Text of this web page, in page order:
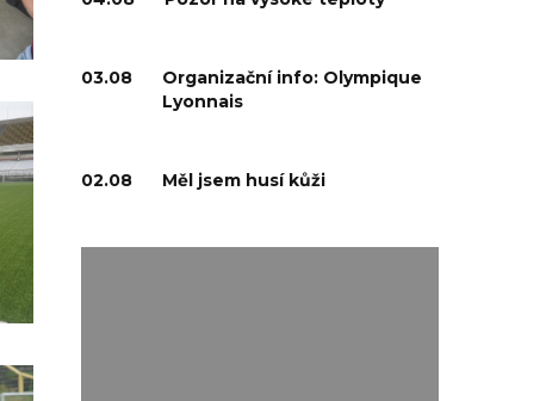
03.08
Organizační info: Olympique
Lyonnais
02.08 Měl jsem husí kůži